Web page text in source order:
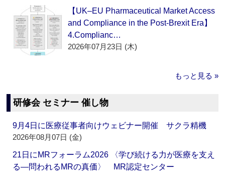
【UK–EU Pharmaceutical Market Access
and Compliance in the Post-Brexit Era】
4.Complianc…
2026年07月23日 (木)
もっと見る »
研修会 セミナー 催し物
9月4日に医療従事者向けウェビナー開催 サクラ精機
2026年08月07日 (金)
21日にMRフォーラム2026 〈学び続ける力が医療を支え
る―問われるMRの真価〉 MR認定センター